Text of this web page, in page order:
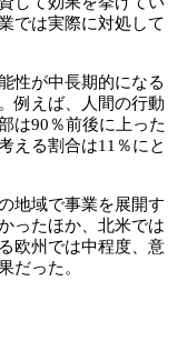
では実際に対処して
性が中長期的になる
例えば、人間の行動
は90％前後に上った
える割合は11％にと
地域で事業を展開す
ったほか、北米では
欧州では中程度、意
だった。